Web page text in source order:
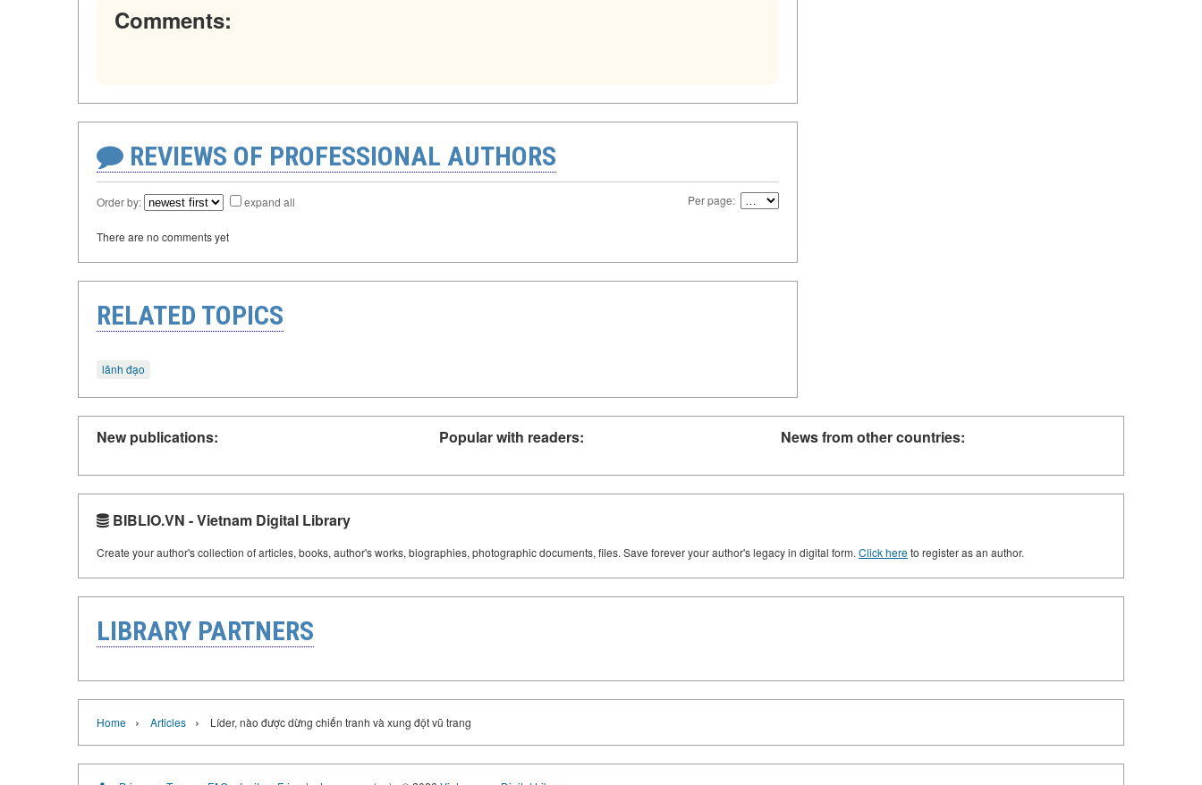
Comments:
REVIEWS OF PROFESSIONAL AUTHORS
Order by: expand all Per page:
There are no comments yet
RELATED TOPICS
lãnh đạo
New publications: Popular with readers: News from other countries:
BIBLIO.VN - Vietnam Digital Library
Create your author's collection of articles, books, author's works, biographies, photographic documents, files. Save forever your author's legacy in digital form. Click hereto register as an author.
LIBRARY PARTNERS
Home › Articles › Líder, nào được dừng chiến tranh và xung đột vũ trang